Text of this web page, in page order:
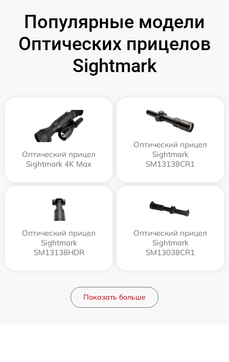
Популярные модели
Оптических прицелов
Sightmark
Оптический прицел
Sightmark 4K Max
Оптический прицел
Sightmark
SM13138CR1
Оптический прицел
Sightmark
SM13138HDR
Оптический прицел
Sightmark
SM13038CR1
Показать больше